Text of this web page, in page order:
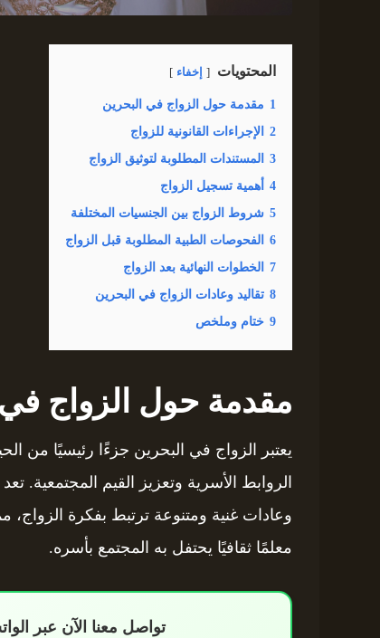
المحتويات إخفاء
1 مقدمة حول الزواج في البحرين
2
الإجراءات القانونية للزواج
3
المستندات المطلوبة لتوثيق الزواج
4
أهمية تسجيل الزواج
5 شروط الزواج بين الجنسيات المختلفة
6
الفحوصات الطبية المطلوبة قبل الزواج
7
الخطوات النهائية بعد الزواج
8 تقاليد وعادات الزواج في البحرين
9 ختام وملخص
مقدمة حول الزواج في
يعتبر الزواج في البحرين جزءًا رئيسيًا من
الروابط الأسرية وتعزيز القيم المجتمعية.
وعادات غنية ومتنوعة ترتبط بفكرة
معلمًا ثقافيًا يحتفل به المجتمع بأسره.
تواصل معنا الآن عبر